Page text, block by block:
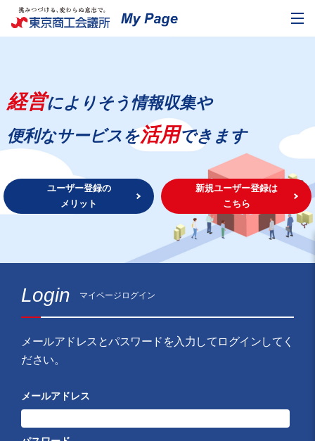
経営によりそう情報収集や
便利なサービスを活用できます
ユーザー登録の
メリット
新規ユーザー登録は
こちら
Login マイページログイン
メールアドレスとパスワードを入力してログインしてく
ださい。
メールアドレス